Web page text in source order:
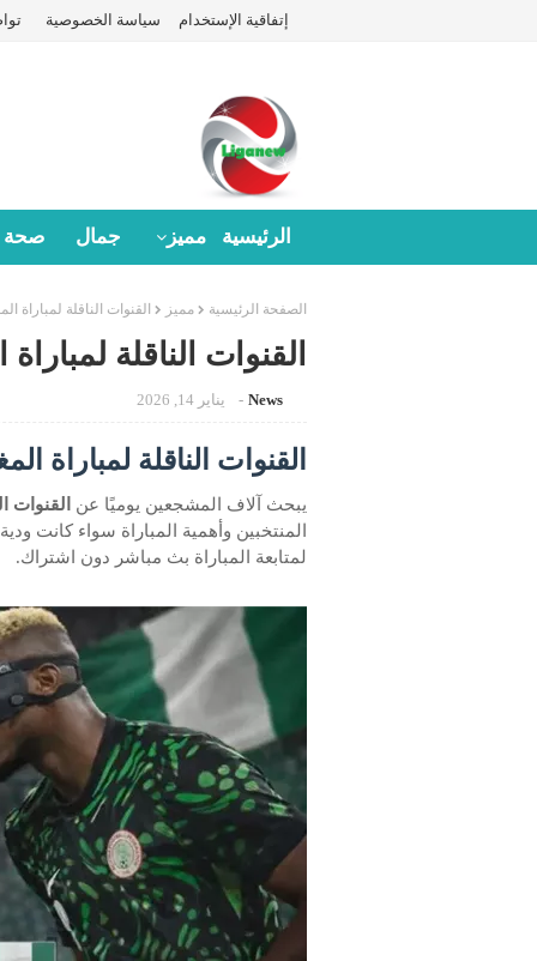
إتفاقية الإستخدام سياسة الخصوصية
الرئيسية مميز جمال صحة
الصفحة الرئيسية مميز القنوات الناقلة لمباراة
القنوات الناقلة
News يناير 14, 2026
القنوات الناقلة لمباراة
يبحث آلاف المشجعين يوميًا عن
القنوات
المنتخبين وأهمية المباراة سواء كانت
لمتابعة المباراة بث مباشر دون اشتراك.